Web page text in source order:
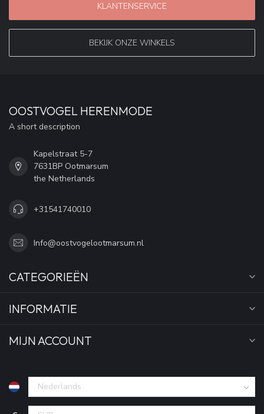
KLANTENSERVICE
BEKIJK ONZE WINKELS
OOSTVOGEL HERENMODE
A short description
Kapelstraat 5-7
7631BP Ootmarsum
the Netherlands
+31541740010
Info@oostvogelootmarsum.nl
CATEGORIEËN
INFORMATIE
MIJN ACCOUNT